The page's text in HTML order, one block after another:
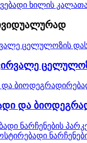
ხილის
და